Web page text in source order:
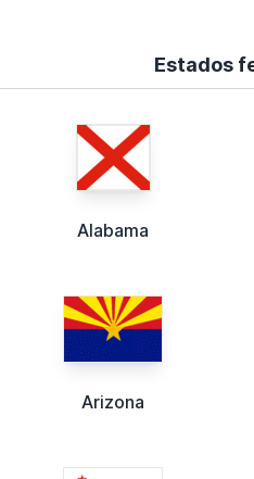
Estados
Alabama
Arizona